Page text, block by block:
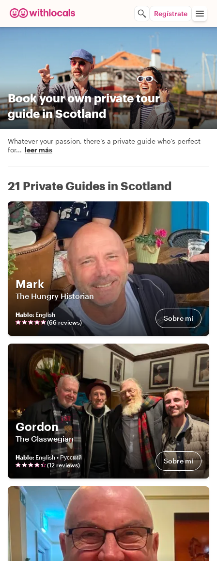
Regístrate
Book your own private tour
guide in Scotland
Whatever your passion, there’s a private guide who’s perfect
for... leer más
21 Private Guides in Scotland
Mark
The Hungry Historian
Hablo: English
(66 reviews) Sobre mí
Gordon
The Glaswegian
Hablo: English • Русский
(12 reviews) Sobre mí